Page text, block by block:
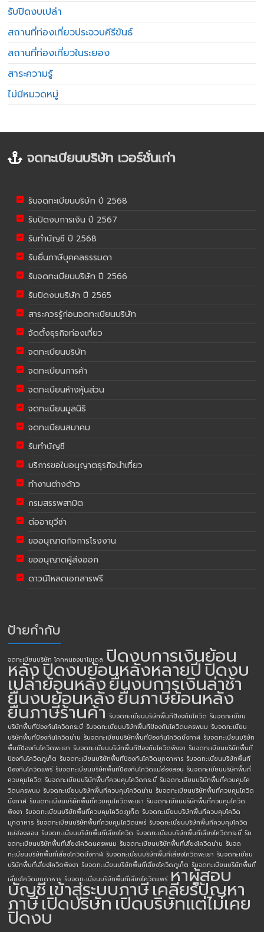
รับปิดงบเปล่า
สถานที่ท่องเที่ยวประจวบคีรีขันธ์
สถานที่ท่องเที่ยวในระยอง
สาระความรู้
ไม่มีหมวดหมู่
จดทะเบียนบริษัท เวอร์ชั่นเก่า
รับจดทะเบียนบริษัท ปี 2568
รับปิดงบการเงิน ปี 2567
รับทำบัญชี ปี 2568
รับยื่นภาษีบุคคลธรรมดา
รับจดทะเบียนบริษัท ปี 2566
รับปิดงบบริษัท ปี 2565
สาระควรรู้ก่อนจดทะเบียนบริษัท
จัดตั้งธุรกิจท่องเที่ยว
จดทะเบียนบริษัท
จดทะเบียนการค้า
จดทะเบียนห้างหุ้นส่วน
จดทะเบียนมูลนิธิ
จดทะเบียนสมาคม
รับทำบัญชี
บริการขอใบอนุญาตธุรกิจนำเที่ยว
ทำงานต่างด้าว
กรมสรรพสามิต
ต่ออายุวีซ่า
ขออนุญาตกิจการโรงงาน
ขออนุญาตผู้ส่งออก
ดาวน์โหลดเอกสารฟรี
ป้ายกำกับ
จดทะเบียนบริษัท โคกหนองนาโมเดล ปิดงบการเงินย้อน
หลังปิดงบย้อนหลังหลายปีปิดงบ
เปล่าย้อนหลังยื่นงบการเงินล่าช้า
ยื่นงบย้อนหลังยื่นภาษีย้อนหลัง
ยื่นภาษีร้านค้า รับจดทะเบียนบริษัทพื้นทีป้องกันโควิด รับจดทะเบียน
บริษัทพื้นทีป้องกันโควิดกระบี่ รับจดทะเบียนบริษัทพื้นทีป้องกันโควิดนครพนม รับจดทะเบียน
บริษัทพื้นทีป้องกันโควิดน่าน รับจดทะเบียนบริษัทพื้นทีป้องกันโควิดบึงกาฬ รับจดทะเบียนบริษัท
พื้นทีป้องกันโควิดพะเยา รับจดทะเบียนบริษัทพื้นทีป้องกันโควิดพังงา รับจดทะเบียนบริษัทพื้นที
ป้องกันโควิดภูเก็ต รับจดทะเบียนบริษัทพื้นทีป้องกันโควิดมุกดาหาร รับจดทะเบียนบริษัทพื้นที
ป้องกันโควิดแพร่ รับจดทะเบียนบริษัทพื้นทีป้องกันโควิดแม่ฮ่องสอน รับจดทะเบียนบริษัทพื้นที่
ควบคุมโควิด รับจดทะเบียนบริษัทพื้นที่ควบคุมโควิดกระบี่ รับจดทะเบียนบริษัทพื้นที่ควบคุมโค
วิดนครพนม รับจดทะเบียนบริษัทพื้นที่ควบคุมโควิดน่าน รับจดทะเบียนบริษัทพื้นที่ควบคุมโควิด
บึงกาฬ รับจดทะเบียนบริษัทพื้นที่ควบคุมโควิดพะเยา รับจดทะเบียนบริษัทพื้นที่ควบคุมโควิด
พังงา รับจดทะเบียนบริษัทพื้นที่ควบคุมโควิดภูเก็ต รับจดทะเบียนบริษัทพื้นที่ควบคุมโควิด
มุกดาหาร รับจดทะเบียนบริษัทพื้นที่ควบคุมโควิดแพร่ รับจดทะเบียนบริษัทพื้นที่ควบคุมโควิด
แม่ฮ่องสอน รับจดทะเบียนบริษัทพื้นที่เสี่ยงโควิด รับจดทะเบียนบริษัทพื้นที่เสี่ยงโควิดกระบี่ รับ
จดทะเบียนบริษัทพื้นที่เสี่ยงโควิดนครพนม รับจดทะเบียนบริษัทพื้นที่เสี่ยงโควิดน่าน รับจด
ทะเบียนบริษัทพื้นที่เสี่ยงโควิดบึงกาฬ รับจดทะเบียนบริษัทพื้นที่เสี่ยงโควิดพะเยา รับจดทะเบียน
บริษัทพื้นที่เสี่ยงโควิดพังงา รับจดทะเบียนบริษัทพื้นที่เสี่ยงโควิดภูเก็ต รับจดทะเบียนบริษัทพื้นที่
เสี่ยงโควิดมุกดาหาร รับจดทะเบียนบริษัทพื้นที่เสี่ยงโควิดแพร่ หาผู้สอบ
บัญชีเข้าสู่ระบบภาษีเคลียร์ปัญหา
ภาษีเปิดบริษัทเปิดบริษัทแต่ไม่เคย
ปิดงบ